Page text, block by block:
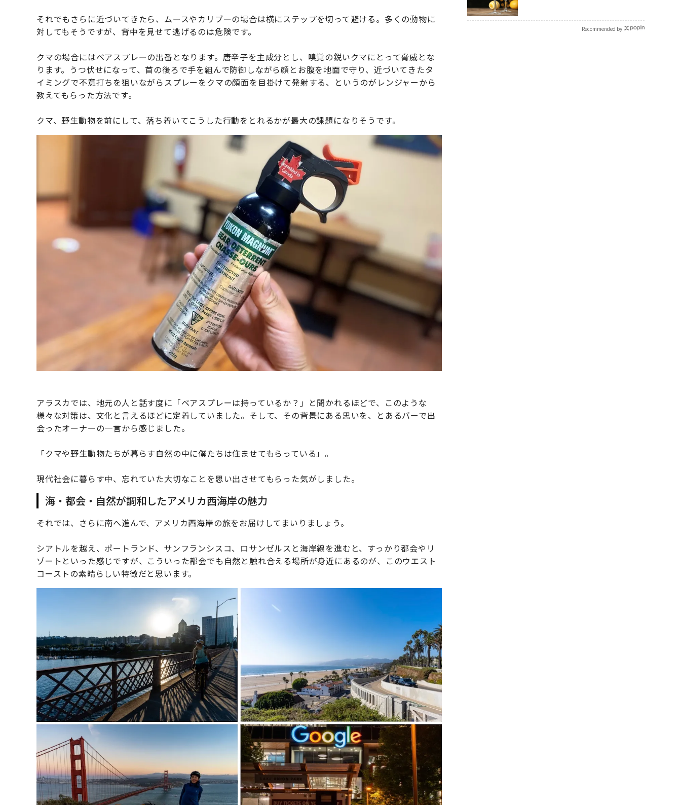
それでもさらに近づいてきたら、ムースやカリブーの場合は横にステップを切って避ける。多くの動物に
対してもそうですが、背中を見せて逃げるのは危険です。
クマの場合にはベアスプレーの出番となります。唐辛子を主成分とし、嗅覚の鋭いクマにとって脅威とな
ります。うつ伏せになって、首の後ろで手を組んで防御しながら顔とお腹を地面で守り、近づいてきたタ
イミングで不意打ちを狙いながらスプレーをクマの顔面を目掛けて発射する、というのがレンジャーから
教えてもらった方法です。
クマ、野生動物を前にして、落ち着いてこうした行動をとれるかが最大の課題になりそうです。
アラスカでは、地元の人と話す度に「ベアスプレーは持っているか？」と聞かれるほどで、このような
様々な対策は、文化と言えるほどに定着していました。そして、その背景にある思いを、とあるバーで出
会ったオーナーの一言から感じました。
「クマや野生動物たちが暮らす自然の中に僕たちは住ませてもらっている」。
現代社会に暮らす中、忘れていた大切なことを思い出させてもらった気がしました。
海・都会・自然が調和したアメリカ西海岸の魅力
それでは、さらに南へ進んで、アメリカ西海岸の旅をお届けしてまいりましょう。
シアトルを越え、ポートランド、サンフランシスコ、ロサンゼルスと海岸線を進むと、すっかり都会やリ
ゾートといった感じですが、こういった都会でも自然と触れ合える場所が身近にあるのが、このウエスト
コーストの素晴らしい特徴だと思います。
Recommended by